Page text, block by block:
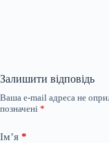
Залишити відповідь
Ваша e-mail адреса не
позначені *
Ім’я *